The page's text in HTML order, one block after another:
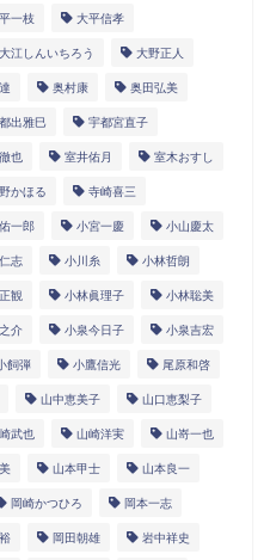
一枝 大平信孝
大江しんいちろう 大野正人
奥村康 奥田弘美
出雅巳 宇都宮直子
也 室井佑月 室木おすし
かほる 寺崎喜三
一郎 小宮一慶 小山慶太
志 小川糸 小林哲朗
観 小林眞理子 小林聡美
介 小泉今日子 小泉吉宏
飼弾 小鷹信光 尾原和啓
山中恵美子 山口恵梨子
武也 山崎洋実 山嵜一也
山本甲士 山本良一
岡崎かつひろ 岡本一志
岡田朝雄 岩中祥史